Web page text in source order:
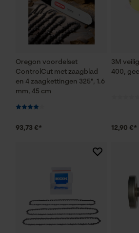
Oregon voordelset
ControlCut met zaagblad
en 4 zaagkettingen 325", 1.6
mm, 45 cm
93,73 €*
3M
400, geel
12,90 €*